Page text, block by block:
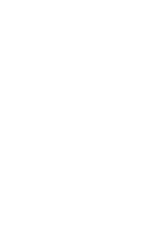
auf die
klar der ABA-
Ambition
Therapieform